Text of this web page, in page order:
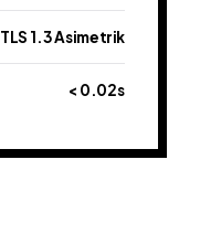
TLS 1.3 Asimetrik
< 0.02s